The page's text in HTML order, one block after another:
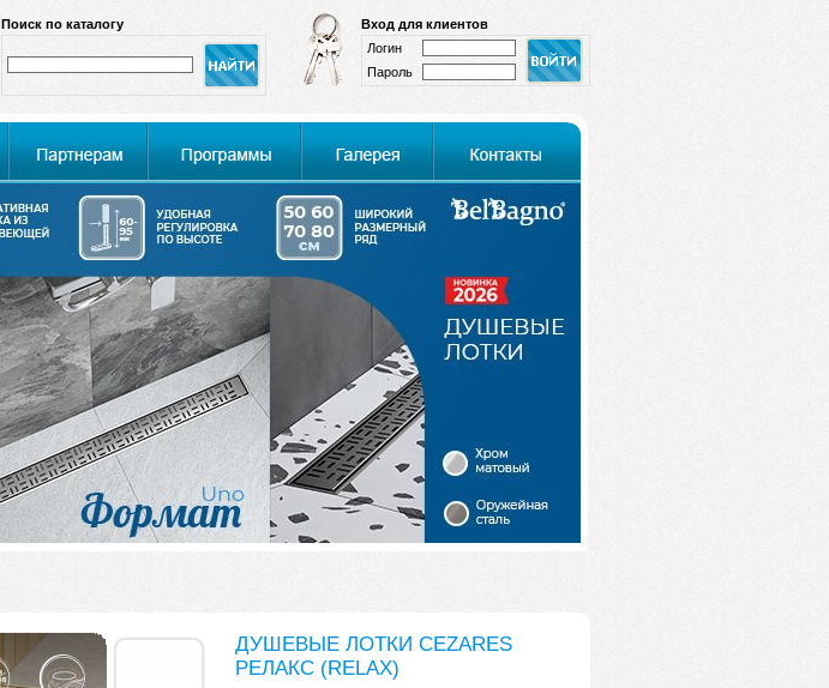
Вход для клиентов
Логин
Пароль
Поиск по каталогу
ДУШЕВЫЕ ЛОТКИ CEZARES
РЕЛАКС (RELAX)